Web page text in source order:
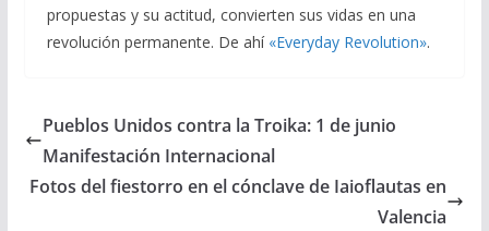
propuestas y su actitud, convierten sus vidas en una
revolución permanente. De ahí «Everyday Revolution».
Pueblos Unidos contra la Troika: 1 de junio
Manifestación Internacional
Fotos del fiestorro en el cónclave de Iaioflautas en
Valencia